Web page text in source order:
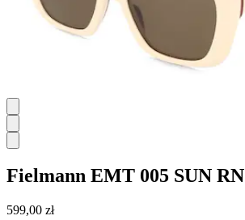
Fielmann EMT 005 SUN RN
599,00 zł